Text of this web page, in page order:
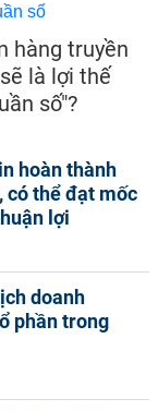
hàng truyền
là lợi thế
số"?
hoàn thành
có thể đạt mốc
lợi
doanh
phần trong